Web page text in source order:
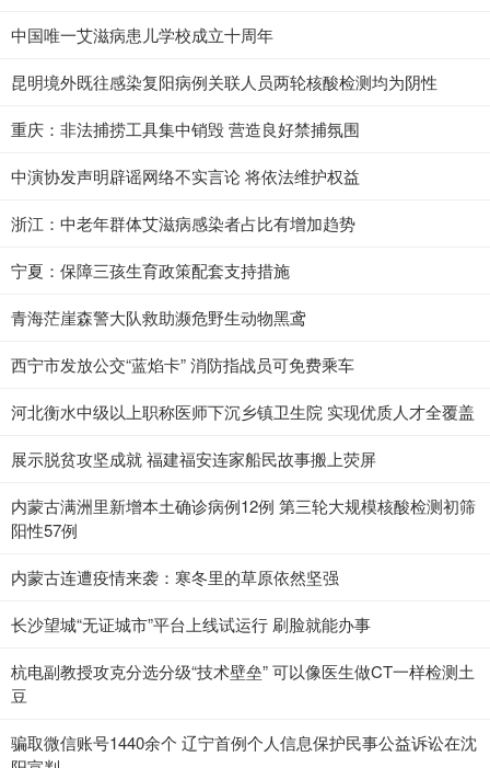
中国唯一艾滋病患儿学校成立十周年
昆明境外既往感染复阳病例关联人员两轮核酸检测均为阴性
重庆：非法捕捞工具集中销毁 营造良好禁捕氛围
中演协发声明辟谣网络不实言论 将依法维护权益
浙江：中老年群体艾滋病感染者占比有增加趋势
宁夏：保障三孩生育政策配套支持措施
青海茫崖森警大队救助濒危野生动物黑鸢
西宁市发放公交“蓝焰卡” 消防指战员可免费乘车
河北衡水中级以上职称医师下沉乡镇卫生院 实现优质人才全覆盖
展示脱贫攻坚成就 福建福安连家船民故事搬上荧屏
内蒙古满洲里新增本土确诊病例12例 第三轮大规模核酸检测初筛
阳性57例
内蒙古连遭疫情来袭：寒冬里的草原依然坚强
长沙望城“无证城市”平台上线试运行 刷脸就能办事
杭电副教授攻克分选分级“技术壁垒” 可以像医生做CT一样检测土
豆
骗取微信账号1440余个 辽宁首例个人信息保护民事公益诉讼在沈